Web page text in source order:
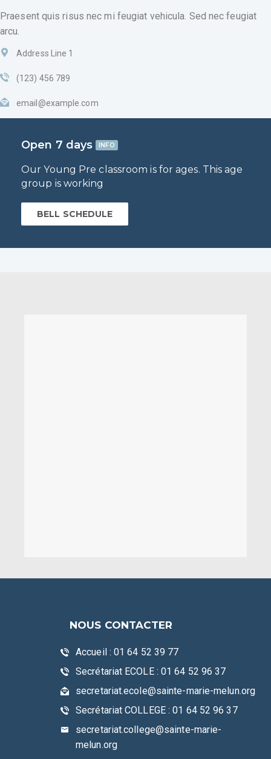
Praesent quis risus nec mi feugiat vehicula. Sed nec feugiat
arcu.
Address Line 1
(123) 456 789
email@example.com
Open 7 days INFO
Our Young Pre classroom is for ages. This age
group is working
BELL SCHEDULE
NOUS CONTACTER
Accueil : 01 64 52 39 77
Secrétariat ECOLE : 01 64 52 96 37
secretariat.ecole@sainte-marie-melun.org
Secrétariat COLLEGE : 01 64 52 96 37
secretariat.college@sainte-marie-
melun.org